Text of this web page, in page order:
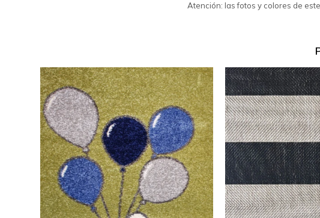
Atención: las fotos y colores de